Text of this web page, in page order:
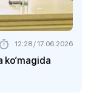
12:28 / 17.06.2026